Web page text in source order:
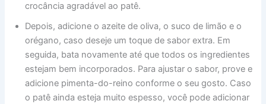
crocância agradável ao patê.
Depois, adicione o azeite de oliva, o suco de limão e o
orégano, caso deseje um toque de sabor extra. Em
seguida, bata novamente até que todos os ingredientes
estejam bem incorporados. Para ajustar o sabor, prove e
adicione pimenta-do-reino conforme o seu gosto. Caso
o patê ainda esteja muito espesso, você pode adicionar